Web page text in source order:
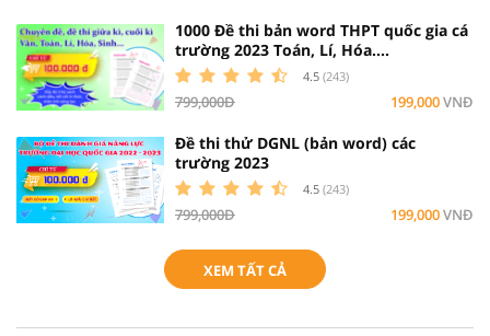
1000 Đề thi bản word THPT quốc gia cá
trường 2023 Toán, Lí, Hóa....
4.5 (243)
799,000Đ 199,000VNĐ
Đề thi thử DGNL (bản word) các
trường 2023
4.5 (243)
799,000Đ 199,000VNĐ
XEM TẤT CẢ